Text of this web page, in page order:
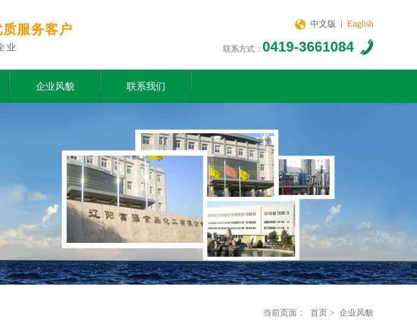
服务客户
业
中文版 English
联系方式： 0419-3661084
企业风貌 联系我们
当前页面： 首页 > 企业风貌